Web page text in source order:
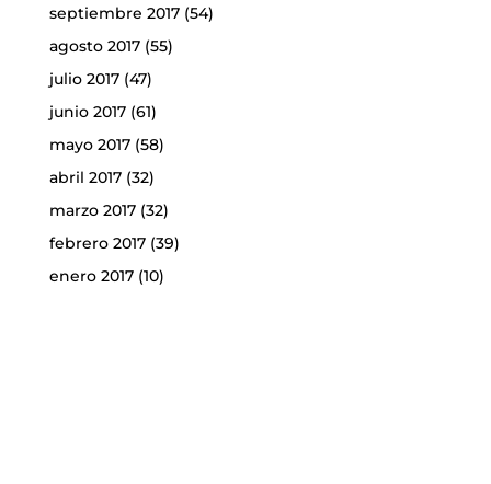
septiembre 2017(54)
agosto 2017(55)
julio 2017(47)
junio 2017(61)
mayo 2017(58)
abril 2017(32)
marzo 2017(32)
febrero 2017(39)
enero 2017(10)